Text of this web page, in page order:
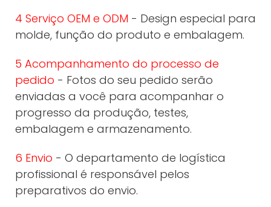
4 Serviço OEM e ODM - Design especial para
molde, função do produto e embalagem.
5 Acompanhamento do processo de
pedido - Fotos do seu pedido serão
enviadas a você para acompanhar o
progresso da produção, testes,
embalagem e armazenamento.
6 Envio - O departamento de logística
profissional é responsável pelos
preparativos do envio.